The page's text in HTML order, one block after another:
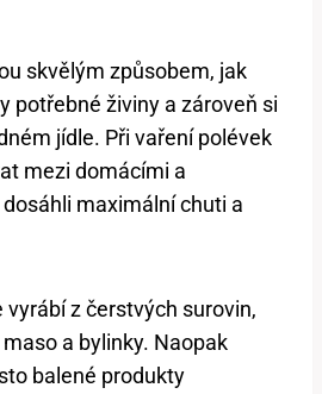
skvělým‍ způsobem, jak
potřebné živiny⁤ a zároveň si⁤
jídle.⁤ Při ⁢vaření polévek
mezi domácími a‌
maximální chuti a
vyrábí z ⁤čerstvých surovin,
a bylinky. Naopak
balené produkty⁤